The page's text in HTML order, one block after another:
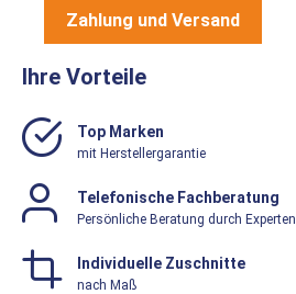
Zahlung und Versand
Ihre Vorteile
Top Marken
mit Herstellergarantie
Telefonische Fachberatung
Persönliche Beratung durch Experten
Individuelle Zuschnitte
nach Maß